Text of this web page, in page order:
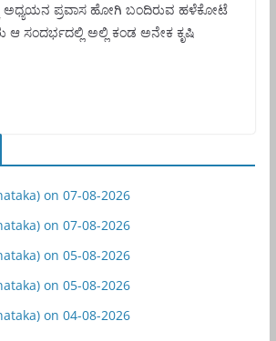
ಅಧ್ಯಯನ ಪ್ರವಾಸ ಹೋಗಿ ಬಂದಿರುವ ಹಳೆಕೋಟೆ
ಸಂದರ್ಭದಲ್ಲಿ ಅಲ್ಲಿ ಕಂಡ ಅನೇಕ ಕೃಷಿ
on 07-08-2026
on 07-08-2026
on 05-08-2026
on 05-08-2026
on 04-08-2026